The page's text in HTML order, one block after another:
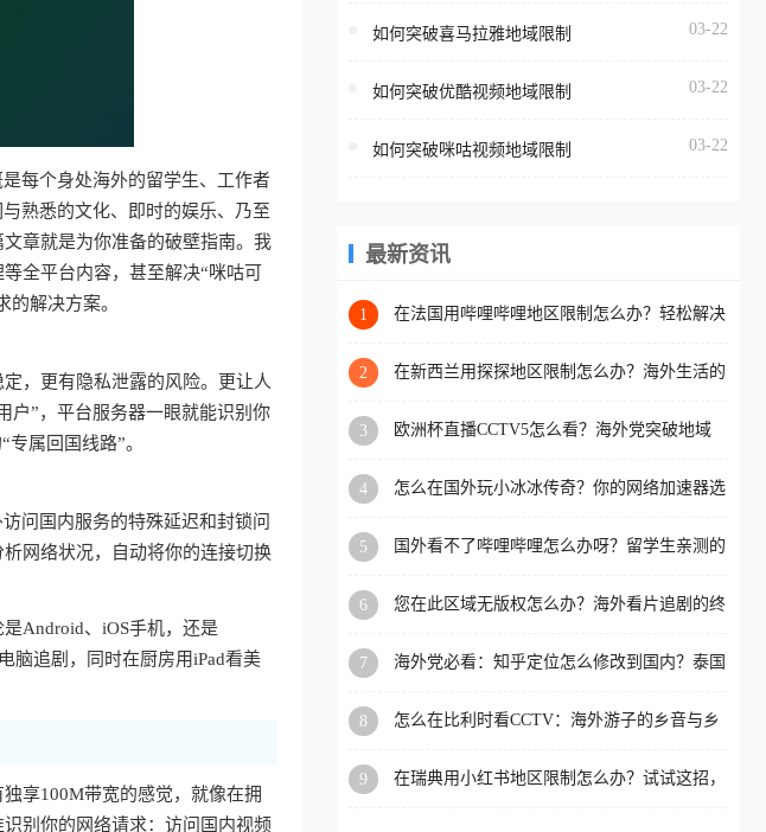
每个身处海外的留学生、工作者
熟悉的文化、即时的娱乐、乃至
章就是为你准备的破壁指南。我
全平台内容，甚至解决“咪咕可
解决方案。
，更有隐私泄露的风险。更让人
户”，平台服务器一眼就能识别你
属回国线路”。
问国内服务的特殊延迟和封锁问
网络状况，自动将你的连接切换
Android、iOS手机，还是
脑追剧，同时在厨房用iPad看美
享100M带宽的感觉，就像在拥
别你的网络请求：访问国内视频
台一样，出现地区及版权限
地区播放。 遇到这个问题的
区工作、留学、定居等，都
权限制所困扰。
所在的地区无法播放”的提示
门、台湾、美国、加拿大、
区时，网易云音乐也会像其
回国加速器，即可解决「海
版权限制」的问题，无论人
国、加拿大、澳大利亚、欧
学、定居等，都可以使用，
扰。
如何突破喜马拉雅地域限制 03-22
如何突破优酷视频地域限制 03-22
如何突破咪咕视频地域限制 03-22
最新资讯
1
在法国用哔哩哔哩地区限制怎么办？轻松解决
2
在新西兰用探探地区限制怎么办？海外生活的
3
欧洲杯直播CCTV5怎么看？海外党突破地域
4
怎么在国外玩小冰冰传奇？你的网络加速器选
5
国外看不了哔哩哔哩怎么办呀？留学生亲测的
6
您在此区域无版权怎么办？海外看片追剧的终
7
海外党必看：知乎定位怎么修改到国内？泰国
8
怎么在比利时看CCTV：海外游子的乡音与乡
9
在瑞典用小红书地区限制怎么办？试试这招，